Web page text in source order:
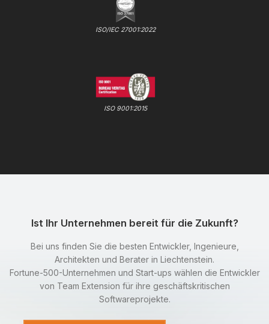
ISO/IEC 27001:2022
ISO 9001:2015
Ist Ihr Unternehmen bereit für die Zukunft?
Bei uns finden Sie die besten Entwickler, Ingenieure,
Architekten und Berater in Liechtenstein.
Fortune-500-Unternehmen und Start-ups wählen die Entwickler
von Team Extension für ihre geschäftskritischen
Softwareprojekte.